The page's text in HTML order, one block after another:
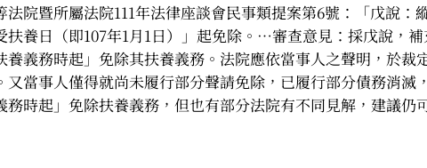
院暨所屬法院111年法律座談會民事類提案第6號：「戊說：
養日（即107年1月1日）」起免除。…審查意見：採戊說，
義務時起」免除其扶養義務。法院應依當事人之聲明，於裁
當事人僅得就尚未履行部分聲請免除，已履行部分債務消滅
時起」免除扶養義務，但也有部分法院有不同見解，建議仍